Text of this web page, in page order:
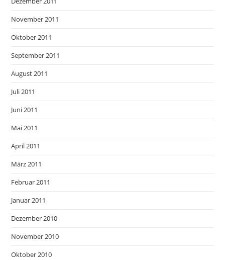
November 2011
Oktober 2011
September 2011
August 2011
Juli 2011
Juni 2011
Mai 2011
April 2011
März 2011
Februar 2011
Januar 2011
Dezember 2010
November 2010
Oktober 2010